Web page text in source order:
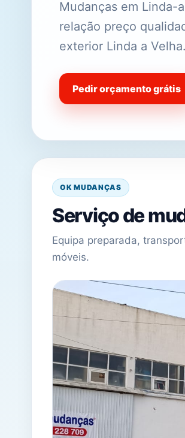
Mudanças em Linda-
relação preço
exterior Linda a
Pedir orçamento grátis
OK MUDANÇAS
Serviço de
Equipa preparada,
móveis.